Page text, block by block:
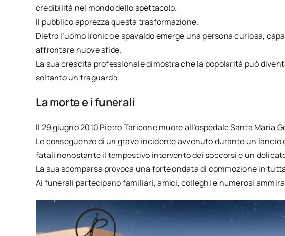
credibilità nel mondo dello spettacolo.
Il pubblico apprezza questa trasformazione.
Dietro l’uomo ironico e spavaldo emerge una persona curiosa,
affrontare nuove sfide.
La sua crescita professionale dimostra che la popolarità può
soltanto un traguardo.
La morte e i funerali
Il 29 giugno 2010 Pietro Taricone muore all’ospedale Santa Maria
Le conseguenze di un grave incidente avvenuto durante un
fatali nonostante il tempestivo intervento dei soccorsi e un
La sua scomparsa provoca una forte ondata di commozione in
Ai funerali partecipano familiari, amici, colleghi e numerosi